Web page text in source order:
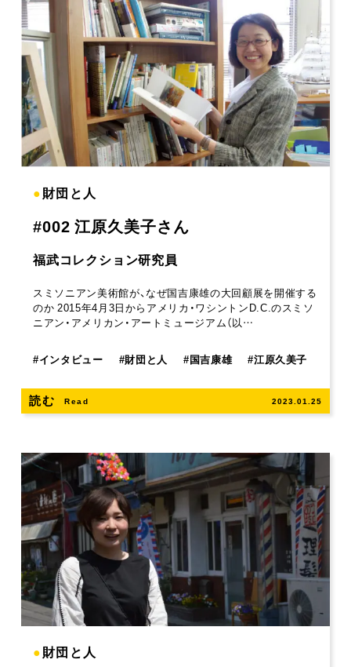
●財団と人
#002 江原久美子さん
福武コレクション研究員
スミソニアン美術館が、なぜ国吉康雄の大回顧展を開催する
のか 2015年4月3日からアメリカ・ワシントンD.C.のスミソ
ニアン・アメリカン・アートミュージアム（以…
#インタビュー #財団と人 #国吉康雄 #江原久美子
読む Read 2023.01.25
●財団と人